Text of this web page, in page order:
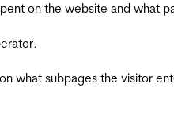
on the website and what
what subpages the visitor